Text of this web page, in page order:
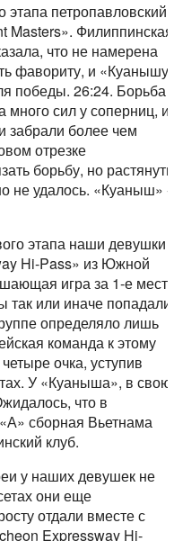
этапа петропавловский
Masters». Филиппинская
что не намерена
фавориту, и
победы. 26:24. Борьба
много сил у соперниц, и
забрали более чем
отрезке
борьбу, но растянуть
не удалось. «Куаныш» -
этапа наши девушки
Hi-Pass» из Южной
игра за 1-е
так или иначе попадали
определяло лишь
команда к этому
очка, уступив
У «Куаныша», в свою
что в
сборная Вьетнама
клуб.
у наших девушек не
они еще
отдали вместе с
Expressway Hi-